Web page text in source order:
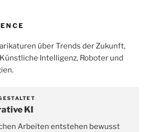
über Trends der Zukunft,
Intelligenz, Roboter und
KI
Arbeiten entstehen bewusst